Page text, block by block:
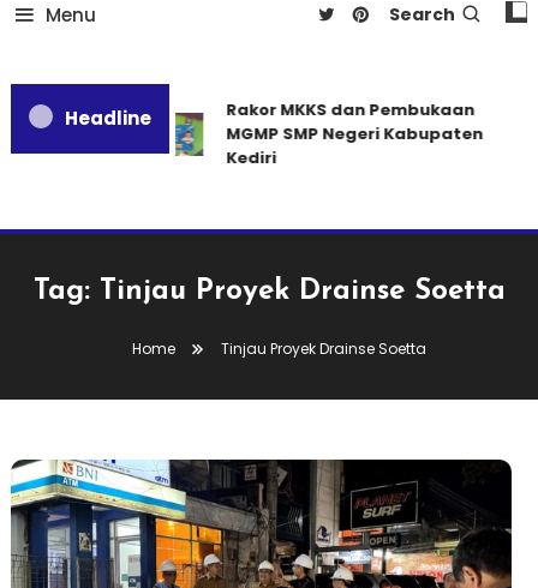
Menu Search
Headline
Rakor MKKS dan Pembukaan
MGMP SMP Negeri Kabupaten
Kediri
Tag: Tinjau Proyek Drainse Soetta
Home Tinjau Proyek Drainse Soetta